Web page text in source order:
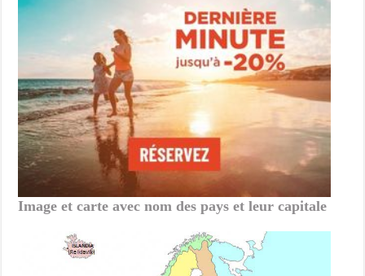
Image et carte avec nom des pays et leur capitale